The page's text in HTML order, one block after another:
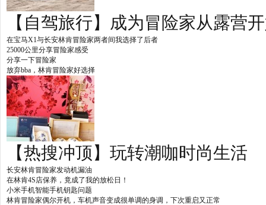
【自驾旅行】成为冒险家从露营
在宝马X1与长安林肯冒险家两者间我选择了后者
25000公里分享冒险家感受
分享一下冒险家
放弃bba，林肯冒险家好选择
【热搜冲顶】玩转潮咖时尚生活
长安林肯冒险家发动机漏油
在林肯4S店保养，竟成了我的放松日！
小米手机智能手机钥匙问题
林肯冒险家偶尔开机，车机声音变成很单调的身调，下次重启又正常